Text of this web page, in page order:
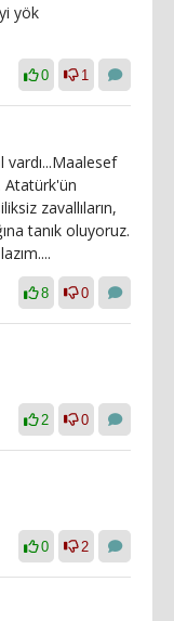
yök
0 1
Atatürk'ün
zavallıların,
tanık oluyoruz.
8 0
2 0
0 2